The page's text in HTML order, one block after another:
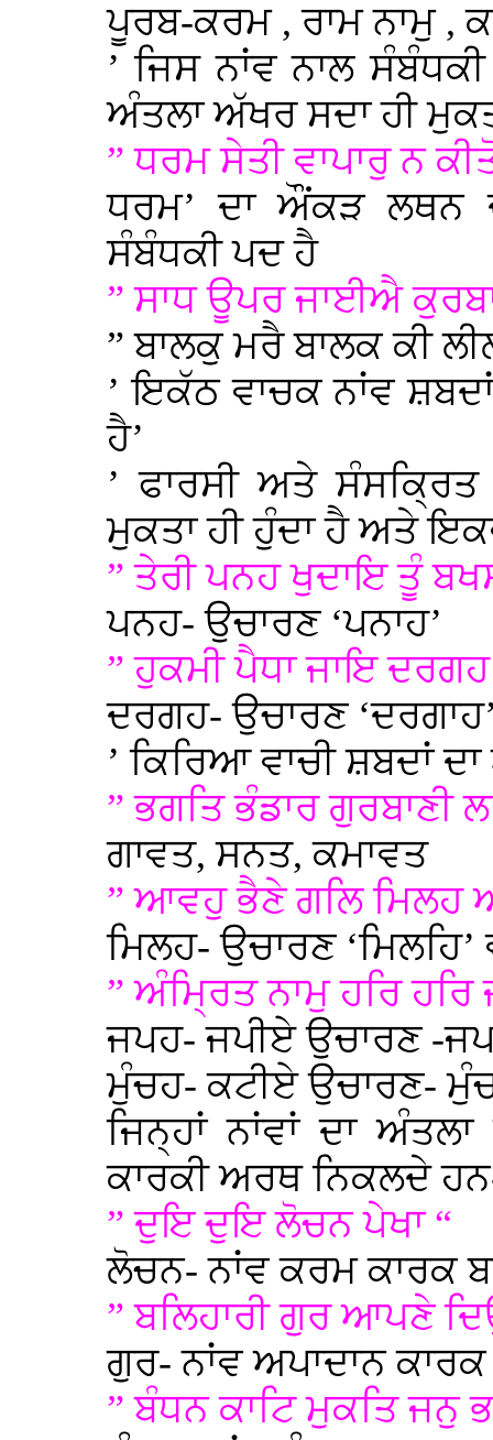
ਪੂਰਬ-ਕਰਮ , ਰਾਮ ਨਾਮੁ ,
’ ਜਿਸ ਨਾਂਵ ਨਾਲ
ਅੰਤਲਾ ਅੱਖਰ ਸਦਾ ਹੀ
” ਧਰਮ ਸੇਤੀ ਵਾਪਾਰੁ ਨ
ਧਰਮ’ ਦਾ ਔਂਕੜ ਲਥਨ
ਸੰਬੰਧਕੀ ਪਦ ਹੈ
” ਸਾਧ ਊਪਰ ਜਾਈਐ
” ਬਾਲਕੁ ਮਰੈ ਬਾਲਕ ਕੀ
’ ਇਕੱਠ ਵਾਚਕ ਨਾਂਵ
ਹੈ’
’ ਫਾਰਸੀ ਅਤੇ
ਮੁਕਤਾ ਹੀ ਹੁੰਦਾ ਹੈ ਅਤੇ
” ਤੇਰੀ ਪਨਹ ਖੁਦਾਇ ਤੂੰ
ਪਨਹ- ਉਚਾਰਣ ‘ਪਨਾਹ’
” ਹੁਕਮੀ ਪੈਧਾ ਜਾਇ
ਦਰਗਹ- ਉਚਾਰਣ
’ ਕਿਰਿਆ ਵਾਚੀ ਸ਼ਬਦਾਂ
” ਭਗਤਿ ਭੰਡਾਰ ਗੁਰਬਾਣੀ
ਗਾਵਤ, ਸਨਤ, ਕਮਾਵਤ
” ਆਵਹੁ ਭੈਣੇ ਗਲਿ ਮਿਲਹ
ਮਿਲਹ- ਉਚਾਰਣ ‘ਮਿਲਹਿ’
” ਅੰਮ੍ਰਿਤ ਨਾਮੁ ਹਰਿ ਹਰਿ
ਜਪਹ- ਜਪੀਏ ਉਚਾਰਣ -
ਮੁੰਚਹ- ਕਟੀਏ ਉਚਾਰਣ-
ਜਿਨ੍ਹਾਂ ਨਾਂਵਾਂ ਦਾ
ਕਾਰਕੀ ਅਰਥ ਨਿਕਲਦੇ
” ਦੁਇ ਦੁਇ ਲੋਚਨ ਪੇਖਾ “
ਲੋਚਨ- ਨਾਂਵ ਕਰਮ ਕਾਰਕ
” ਬਲਿਹਾਰੀ ਗੁਰ ਆਪਣੇ
ਗੁਰ- ਨਾਂਵ ਅਪਾਦਾਨ ਕਾਰਕ
” ਬੰਧਨ ਕਾਟਿ ਮੁਕਤਿ